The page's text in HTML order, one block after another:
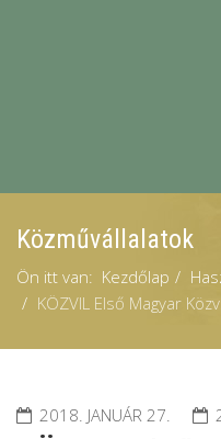
Közművállalatok
Ön itt van: Kezdőlap
KÖZVIL Első Magyar
2018. JANUÁR 27.